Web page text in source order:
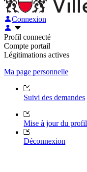
Connexion
Profil connecté
Compte portail
Légitimations actives
Ma page personnelle
Suivi des demandes
Mise à jour du profil
Déconnexion